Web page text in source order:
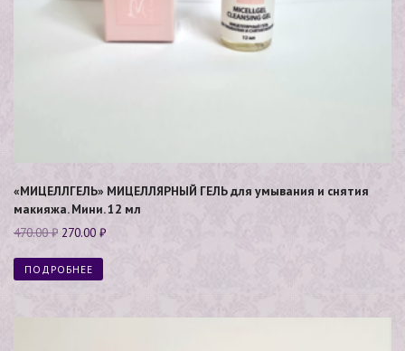
«МИЦЕЛЛГЕЛЬ» МИЦЕЛЛЯРНЫЙ ГЕЛЬ для умывания и снятия
макияжа. Мини. 12 мл
470.00₽ 270.00 ₽
ПОДРОБНЕЕ